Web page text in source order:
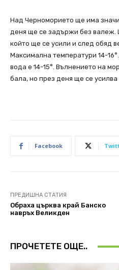
Над Черноморието ще има
деня ще се задържи без валеж.
който ще се усили и след обяд
Максимална температури 14-
вода е 14-15°. Вълнението на
бала, но през деня ще се
Facebook
ПРЕДИШНА СТАТИЯ
Обраха църква край Банско
навръх Великден
ПРОЧЕТЕТЕ ОЩЕ..